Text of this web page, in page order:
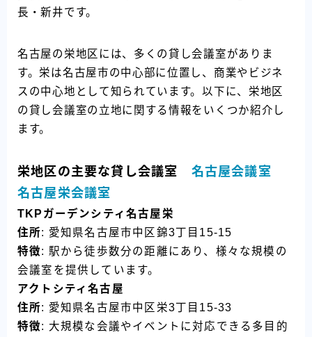
長・新井です。
名古屋の栄地区には、多くの貸し会議室がありま
す。栄は名古屋市の中心部に位置し、商業やビジネ
スの中心地として知られています。以下に、栄地区
の貸し会議室の立地に関する情報をいくつか紹介し
ます。
栄地区の主要な貸し会議室 名古屋会議室
名古屋栄会議室
TKPガーデンシティ名古屋栄
住所: 愛知県名古屋市中区錦3丁目15-15
特徴: 駅から徒歩数分の距離にあり、様々な規模の
会議室を提供しています。
アクトシティ名古屋
住所: 愛知県名古屋市中区栄3丁目15-33
特徴: 大規模な会議やイベントに対応できる多目的